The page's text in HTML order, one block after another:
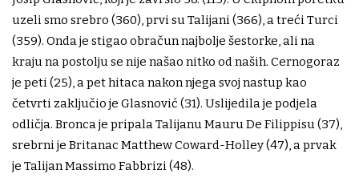
uzeli smo srebro (360), prvi su Talijani (366), a treći Turci
(359). Onda je stigao obračun najbolje šestorke, ali na
kraju na postolju se nije našao nitko od naših. Cernogoraz
je peti (25), a pet hitaca nakon njega svoj nastup kao
četvrti zaključio je Glasnović (31). Uslijedila je podjela
odličja. Bronca je pripala Talijanu Mauru De Filippisu (37),
srebrni je Britanac Matthew Coward-Holley (47), a prvak
je Talijan Massimo Fabbrizi (48).